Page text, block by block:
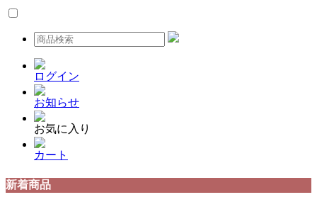
ログイン
お知らせ
お気に入り
カート
新着商品